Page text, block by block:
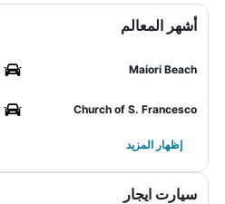
أشهر المعالم
Maiori Beach
Church of S. Francesco
إظهار المزيد
سيارت ايجار